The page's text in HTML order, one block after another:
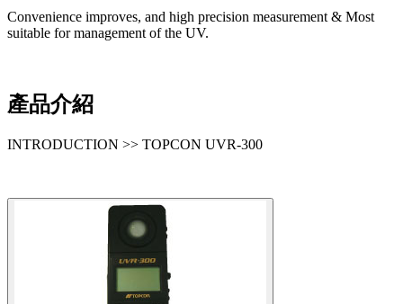
Convenience improves, and high precision measurement & Most
suitable for management of the UV.
產品介紹
INTRODUCTION >> TOPCON UVR-300